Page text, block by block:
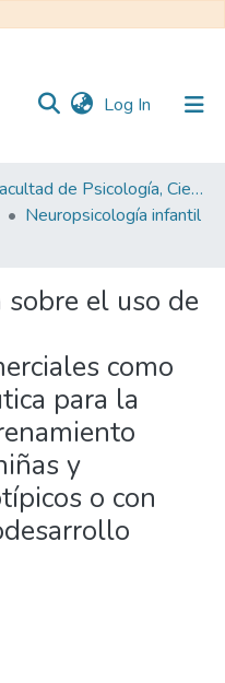
Log In (current)
Facultad de Psicología, Ciencias Sociales y de la Educación
Neuropsicología infantil
el uso de
como
para la
y
o con